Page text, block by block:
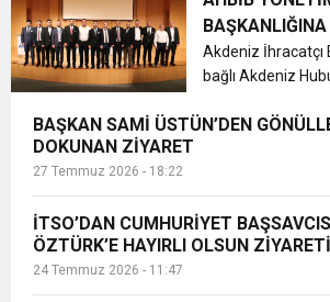
GÖNÜLLERE DOKUNAN ZİYARET
SEÇİLDİ
Akdeniz İhracatçı
bağlı Akdeniz
İhracatçıları
BAŞKAN SAMİ ÜSTÜN’DEN
DOKUNAN ZİYARET
27 Temmuz 2026 - 18:22
İTSO’DAN CUMHURİYET
ÖZTÜRK’E HAYIRLI OLSUN ZİYARETİ
24 Temmuz 2026 - 11:47